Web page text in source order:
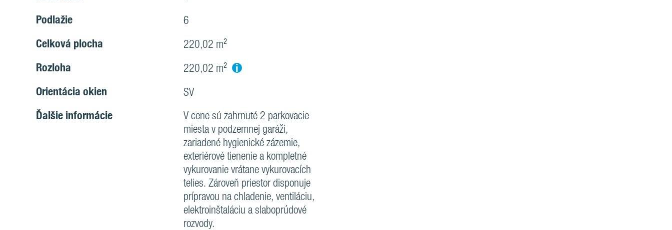
Podlažie 6
Celková plocha 220,02 m²
Rozloha 220,02 m² i
Orientácia okien SV
Ďalšie informácie
V cene sú zahrnuté 2 parkovacie
miesta v podzemnej garáži,
zariadené hygienické zázemie,
exteriérové tienenie a kompletné
vykurovanie vrátane vykurovacích
telies. Zároveň priestor disponuje
prípravou na chladenie, ventiláciu,
elektroinštaláciu a slaboprúdové
rozvody.